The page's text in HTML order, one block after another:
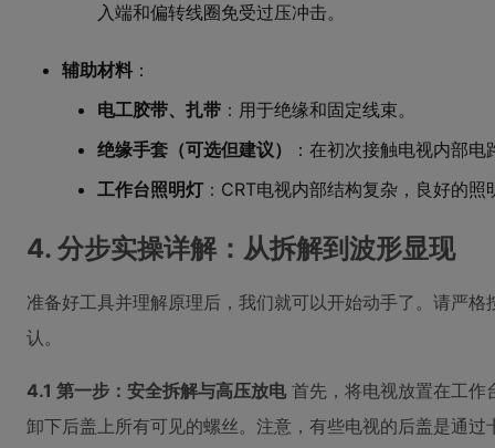
入端和偏转线圈免受过压冲击。
辅助材料 ：
电工胶带、扎带 ：用于绝缘和固定线束。
绝缘手套（可选但建议）
：在初次接触电视内部
工作台照明灯 ：CRT电视内部结构复杂，良好的
4. 分步实操详解：从拆解到波形显现
准备好工具并理解原理后，我们就可以开始动手了。请严
认。
4.1 第一步：安全拆解与高压放电首先，将电视放置在工作
卸下后盖上所有可见的螺丝。注意，有些电视的后盖是通